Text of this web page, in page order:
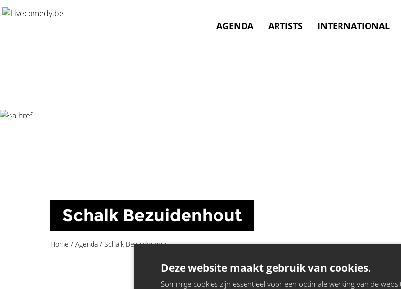
AGENDA ARTISTS INTERNATIONAL
Schalk Bezuidenhout">
Schalk Bezuidenhout
Home / Agenda / Schalk Bezuidenhout
Deze website maakt gebruik van cookies.
Sommige cookies zijn essentieel voor een optimale werking van de